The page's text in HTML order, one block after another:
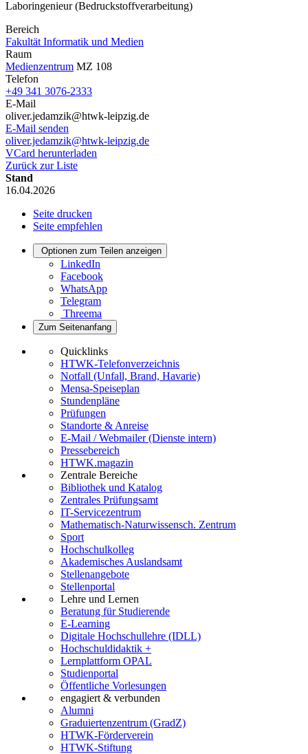
Laboringenieur (Bedruckstoffverarbeitung)
Bereich
Fakultät Informatik und Medien
Raum
Medienzentrum MZ 108
Telefon
+49 341 3076-2333
E-Mail
oliver.jedamzik@htwk-leipzig.de
E-Mail senden
oliver.jedamzik@htwk-leipzig.de
VCard herunterladen
Zurück zur Liste
Stand
16.04.2026
Seite drucken
Seite empfehlen
Optionen zum Teilen anzeigen
LinkedIn
Facebook
WhatsApp
Telegram
Threema
Zum Seitenanfang
Quicklinks
HTWK-Telefonverzeichnis
Notfall (Unfall, Brand, Havarie)
Mensa-Speiseplan
Stundenpläne
Prüfungen
Standorte & Anreise
E-Mail / Webmailer (Dienste intern)
Pressebereich
HTWK.magazin
Zentrale Bereiche
Bibliothek und Katalog
Zentrales Prüfungsamt
IT-Servicezentrum
Mathematisch-Naturwissensch. Zentrum
Sport
Hochschulkolleg
Akademisches Auslandsamt
Stellenangebote
Stellenportal
Lehre und Lernen
Beratung für Studierende
E-Learning
Digitale Hochschullehre (IDLL)
Hochschuldidaktik +
Lernplattform OPAL
Studienportal
Öffentliche Vorlesungen
engagiert & verbunden
Alumni
Graduiertenzentrum (GradZ)
HTWK-Förderverein
HTWK-Stiftung